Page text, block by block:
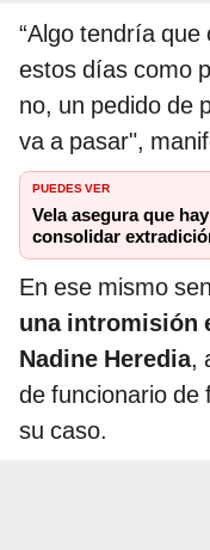
“Algo tendría
estos días como
no, un pedido de
va a pasar",
PUEDES VER
Vela asegura que
consolidar
En ese mismo
una intromisión
Nadine Heredia,
de funcionario de
su caso.